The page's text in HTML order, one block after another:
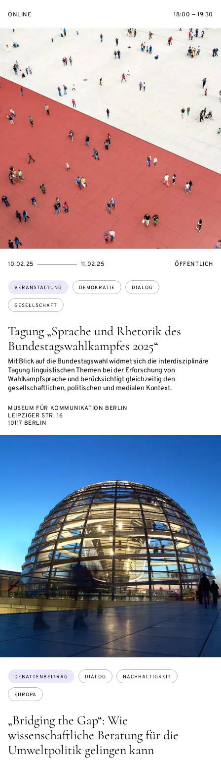
ONLINE 18:00 — 19:30
Tagung „Sprache und Rhetorik des
Bundestagswahlkampfes 2025“
Mit Blick auf die Bundestagswahl widmet sich die interdisziplinäre
Tagung linguistischen Themen bei der Erforschung von
Wahlkampfsprache und berücksichtigt gleichzeitig den
gesellschaftlichen, politischen und medialen Kontext.
Themen:
VERANSTALTUNG DEMOKRATIE DIALOG
GESELLSCHAFT
EVENTBEGINSON
10.02.25
EVENTENDSON 11.02.25 ÖFFENTLICH
MUSEUM FÜR KOMMUNIKATION BERLIN
LEIPZIGER STR. 16
10117 BERLIN
„Bridging the Gap“: Wie
wissenschaftliche Beratung für die
Umweltpolitik gelingen kann
Themen:
DEBATTENBEITRAG DIALOG NACHHALTIGKEIT
EUROPA